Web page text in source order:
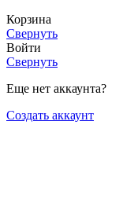
Корзина
Свернуть
Войти
Свернуть
Еще нет аккаунта?
Создать аккаунт